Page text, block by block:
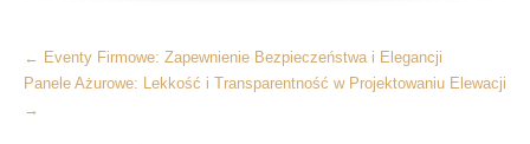
More
Articles
← Eventy Firmowe: Zapewnienie Bezpieczeństwa i Elegancji
Panele Ażurowe: Lekkość i Transparentność w Projektowaniu Elewacji
→